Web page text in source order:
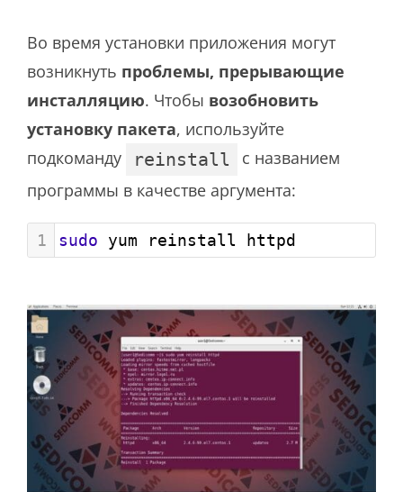
Во время установки приложения могут
возникнуть проблемы, прерывающие
инсталляцию. Чтобы возобновить
установку пакета, используйте
подкоманду
reinstall
с названием
программы в качестве аргумента:
1 sudo yum reinstall httpd